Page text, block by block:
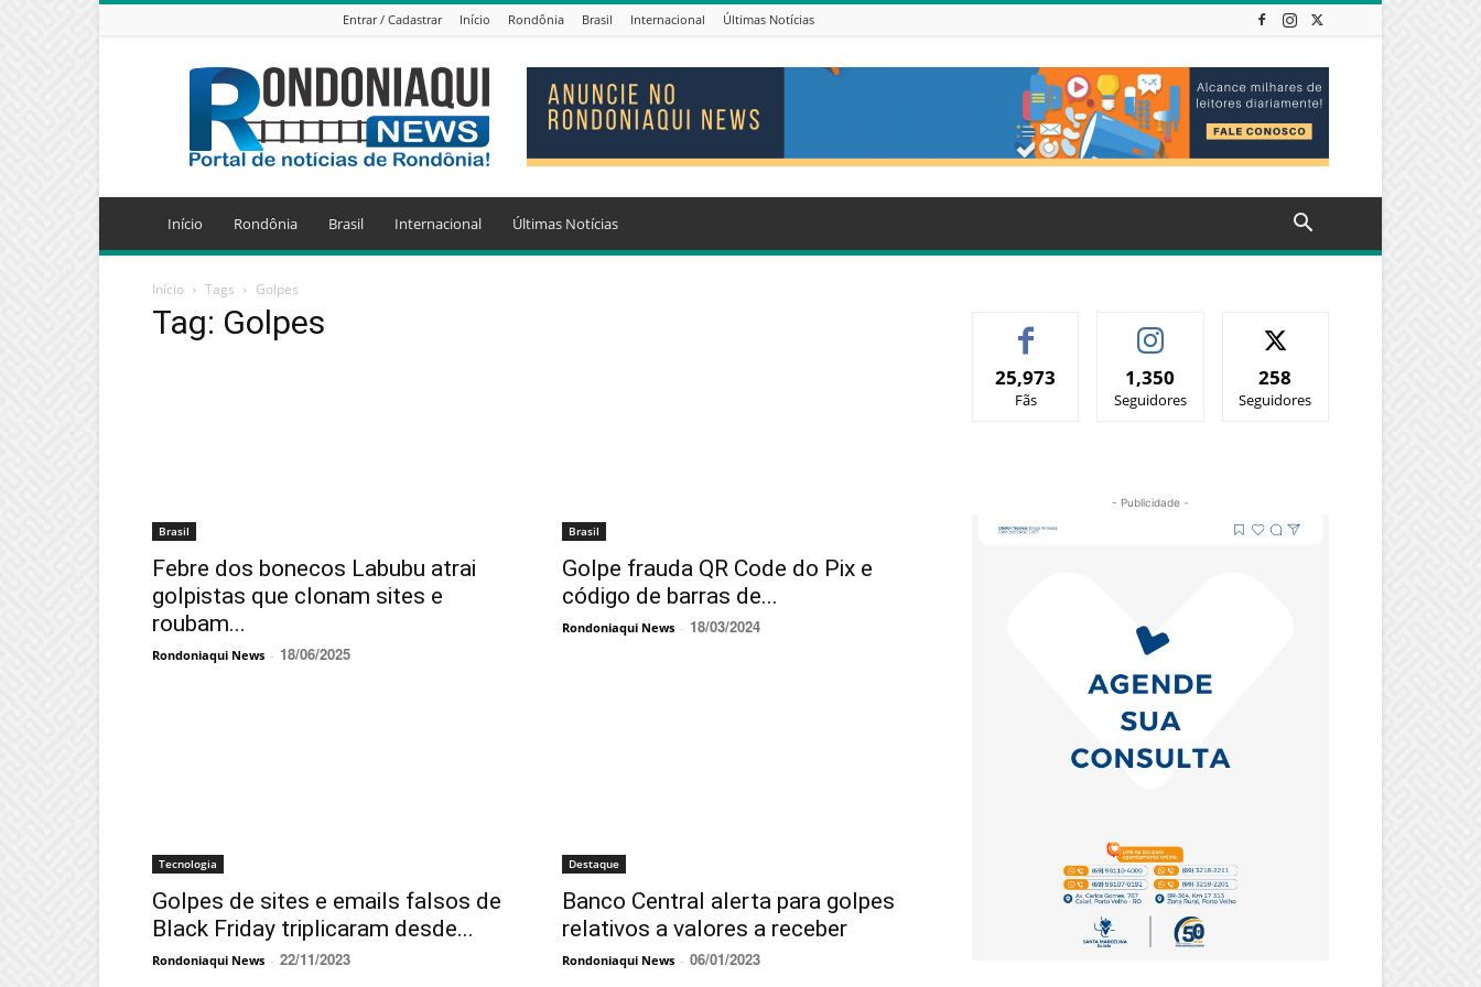
Entrar / Cadastrar Início Rondônia Brasil Internacional Últimas Notícias
Jornal
Eletrônico
Rondoniaqui
News
Início Rondônia Brasil Internacional Últimas Notícias
Início Tags Golpes
Tag: Golpes
Brasil
Febre dos bonecos Labubu atrai
golpistas que clonam sites e
roubam...
Rondoniaqui News - 18/06/2025
Brasil
Golpe frauda QR Code do Pix e
código de barras de...
Rondoniaqui News - 18/03/2024
Tecnologia
Golpes de sites e emails falsos de
Black Friday triplicaram desde...
Rondoniaqui News - 22/11/2023
Destaque
Banco Central alerta para golpes
relativos a valores a receber
Rondoniaqui News - 06/01/2023
25,973
Fãs
1,350
Seguidores
258
Seguidores
- Publicidade -